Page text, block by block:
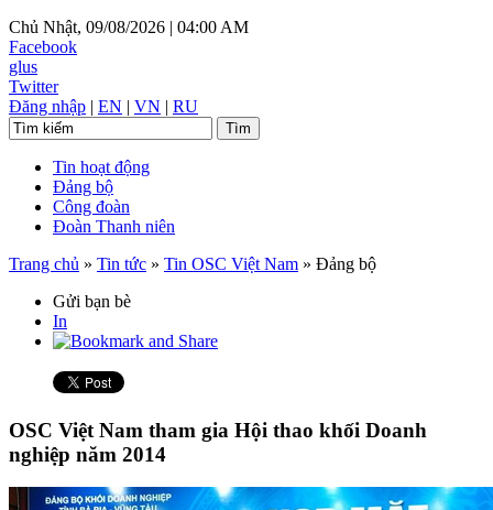
Chủ Nhật, 09/08/2026 | 04:00 AM
Facebook
glus
Twitter
Đăng nhập | EN | VN | RU
Tin hoạt động
Đảng bộ
Công đoàn
Đoàn Thanh niên
Trang chủ » Tin tức » Tin OSC Việt Nam » Đảng bộ
Gửi bạn bè
In
OSC Việt Nam tham gia Hội thao khối Doanh
nghiệp năm 2014